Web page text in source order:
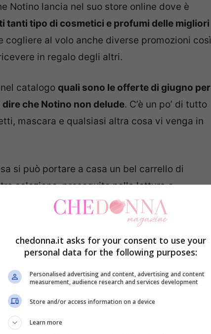
Notino lancia nel suo store online dove è
tanti tipo di cosmetici e profumi delle migliori
cogliere al volo anche diverse promozioni così
in regalo degli altri.
catalogo quali sono le offerte di giugno per
che Notino non delude. C’è un po’ di tutto
mascara e qualsiasi altra cosa vi venga in
si può portare a casa un bel carrello di
selezione, proseguite nella lettura e
a giugno approfittando
ripari per proteggere la pelle del viso e del
tante di voi sanno giàcome truccarsi in estate
andiamo subito a vedere le offerte Notino
chedonna.it asks for your consent to use your
personal data for the following purposes:
Personalised advertising and content, advertising and content
measurement, audience research and services development
Store and/or access information on a device
Learn more